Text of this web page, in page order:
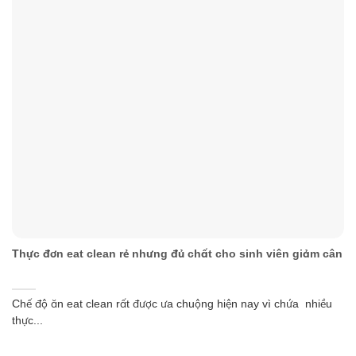
Thực đơn eat clean rẻ nhưng đủ chất cho sinh viên giảm cân
Chế độ ăn eat clean rất được ưa chuộng hiện nay vì chứa nhiều
thực...